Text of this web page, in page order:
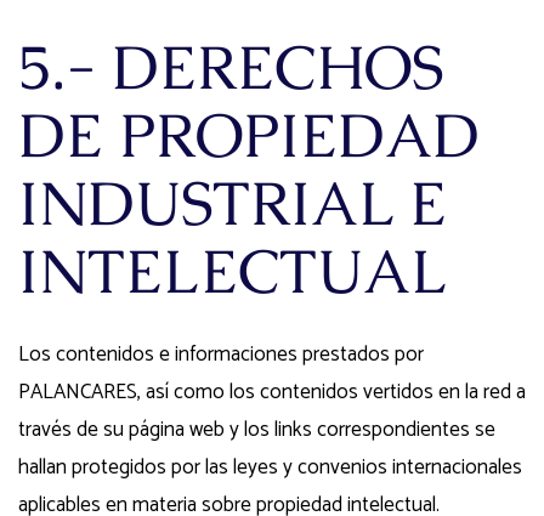
5.- DERECHOS
DE PROPIEDAD
INDUSTRIAL E
INTELECTUAL
Los contenidos e informaciones prestados por
PALANCARES, así como los contenidos vertidos en la red a
través de su página web y los links correspondientes se
hallan protegidos por las leyes y convenios internacionales
aplicables en materia sobre propiedad intelectual.